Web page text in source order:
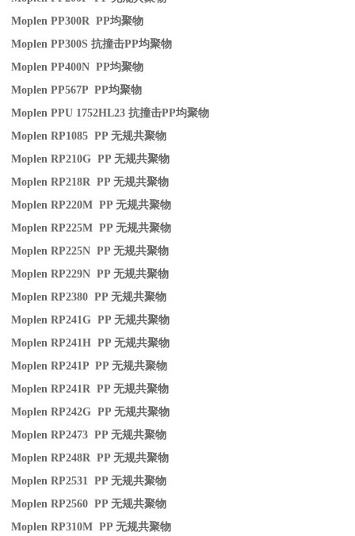
Moplen PP300R PP均聚物
Moplen PP300S抗撞击PP均聚物
Moplen PP400N PP均聚物
Moplen PP567P PP均聚物
Moplen PPU 1752HL23抗撞击PP均聚物
Moplen RP1085 PP无规共聚物
Moplen RP210G PP无规共聚物
Moplen RP218R PP无规共聚物
Moplen RP220M PP无规共聚物
Moplen RP225M PP无规共聚物
Moplen RP225N PP无规共聚物
Moplen RP229N PP无规共聚物
Moplen RP2380 PP无规共聚物
Moplen RP241G PP无规共聚物
Moplen RP241H PP无规共聚物
Moplen RP241P PP无规共聚物
Moplen RP241R PP无规共聚物
Moplen RP242G PP无规共聚物
Moplen RP2473 PP无规共聚物
Moplen RP248R PP无规共聚物
Moplen RP2531 PP无规共聚物
Moplen RP2560 PP无规共聚物
Moplen RP310M PP无规共聚物